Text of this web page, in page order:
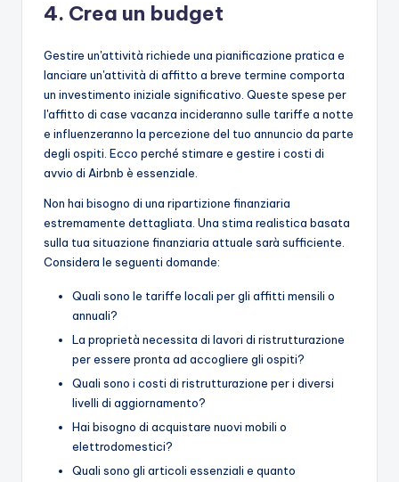
4. Crea un budget
Gestire un'attività richiede una pianificazione pratica e
lanciare un'attività di affitto a breve termine comporta
un investimento iniziale significativo. Queste spese per
l'affitto di case vacanza incideranno sulle tariffe a notte
e influenzeranno la percezione del tuo annuncio da parte
degli ospiti. Ecco perché stimare e gestire i costi di
avvio di Airbnb è essenziale.
Non hai bisogno di una ripartizione finanziaria
estremamente dettagliata. Una stima realistica basata
sulla tua situazione finanziaria attuale sarà sufficiente.
Considera le seguenti domande:
Quali sono le tariffe locali per gli affitti mensili o
annuali?
La proprietà necessita di lavori di ristrutturazione
per essere pronta ad accogliere gli ospiti?
Quali sono i costi di ristrutturazione per i diversi
livelli di aggiornamento?
Hai bisogno di acquistare nuovi mobili o
elettrodomestici?
Quali sono gli articoli essenziali e quanto